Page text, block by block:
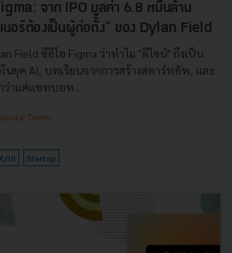
จาก IPO มูลค่า 6.8 หมื่นล้าน
นอร์ต้องเป็นผู้ก่อตั้ง" ของ Dylan Field
Field ซีอีโอ Figma ว่าทำไม "ดีไซน์" ถึงเป็น
นยุค AI, บทเรียนจากการสร้างสตาร์ทอัพ, และ
าแค่แชทบอท...
Team
UI Startup